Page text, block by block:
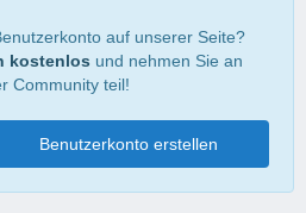
auf unserer Seite?
kostenlos und nehmen Sie an
Community teil!
Benutzerkonto erstellen